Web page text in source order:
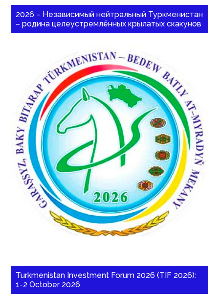
2026 – Независимый нейтральный Туркменистан
– родина целеустремлённых крылатых скакунов
Turkmenistan Investment Forum 2026 (TIF 2026):
1-2 October 2026